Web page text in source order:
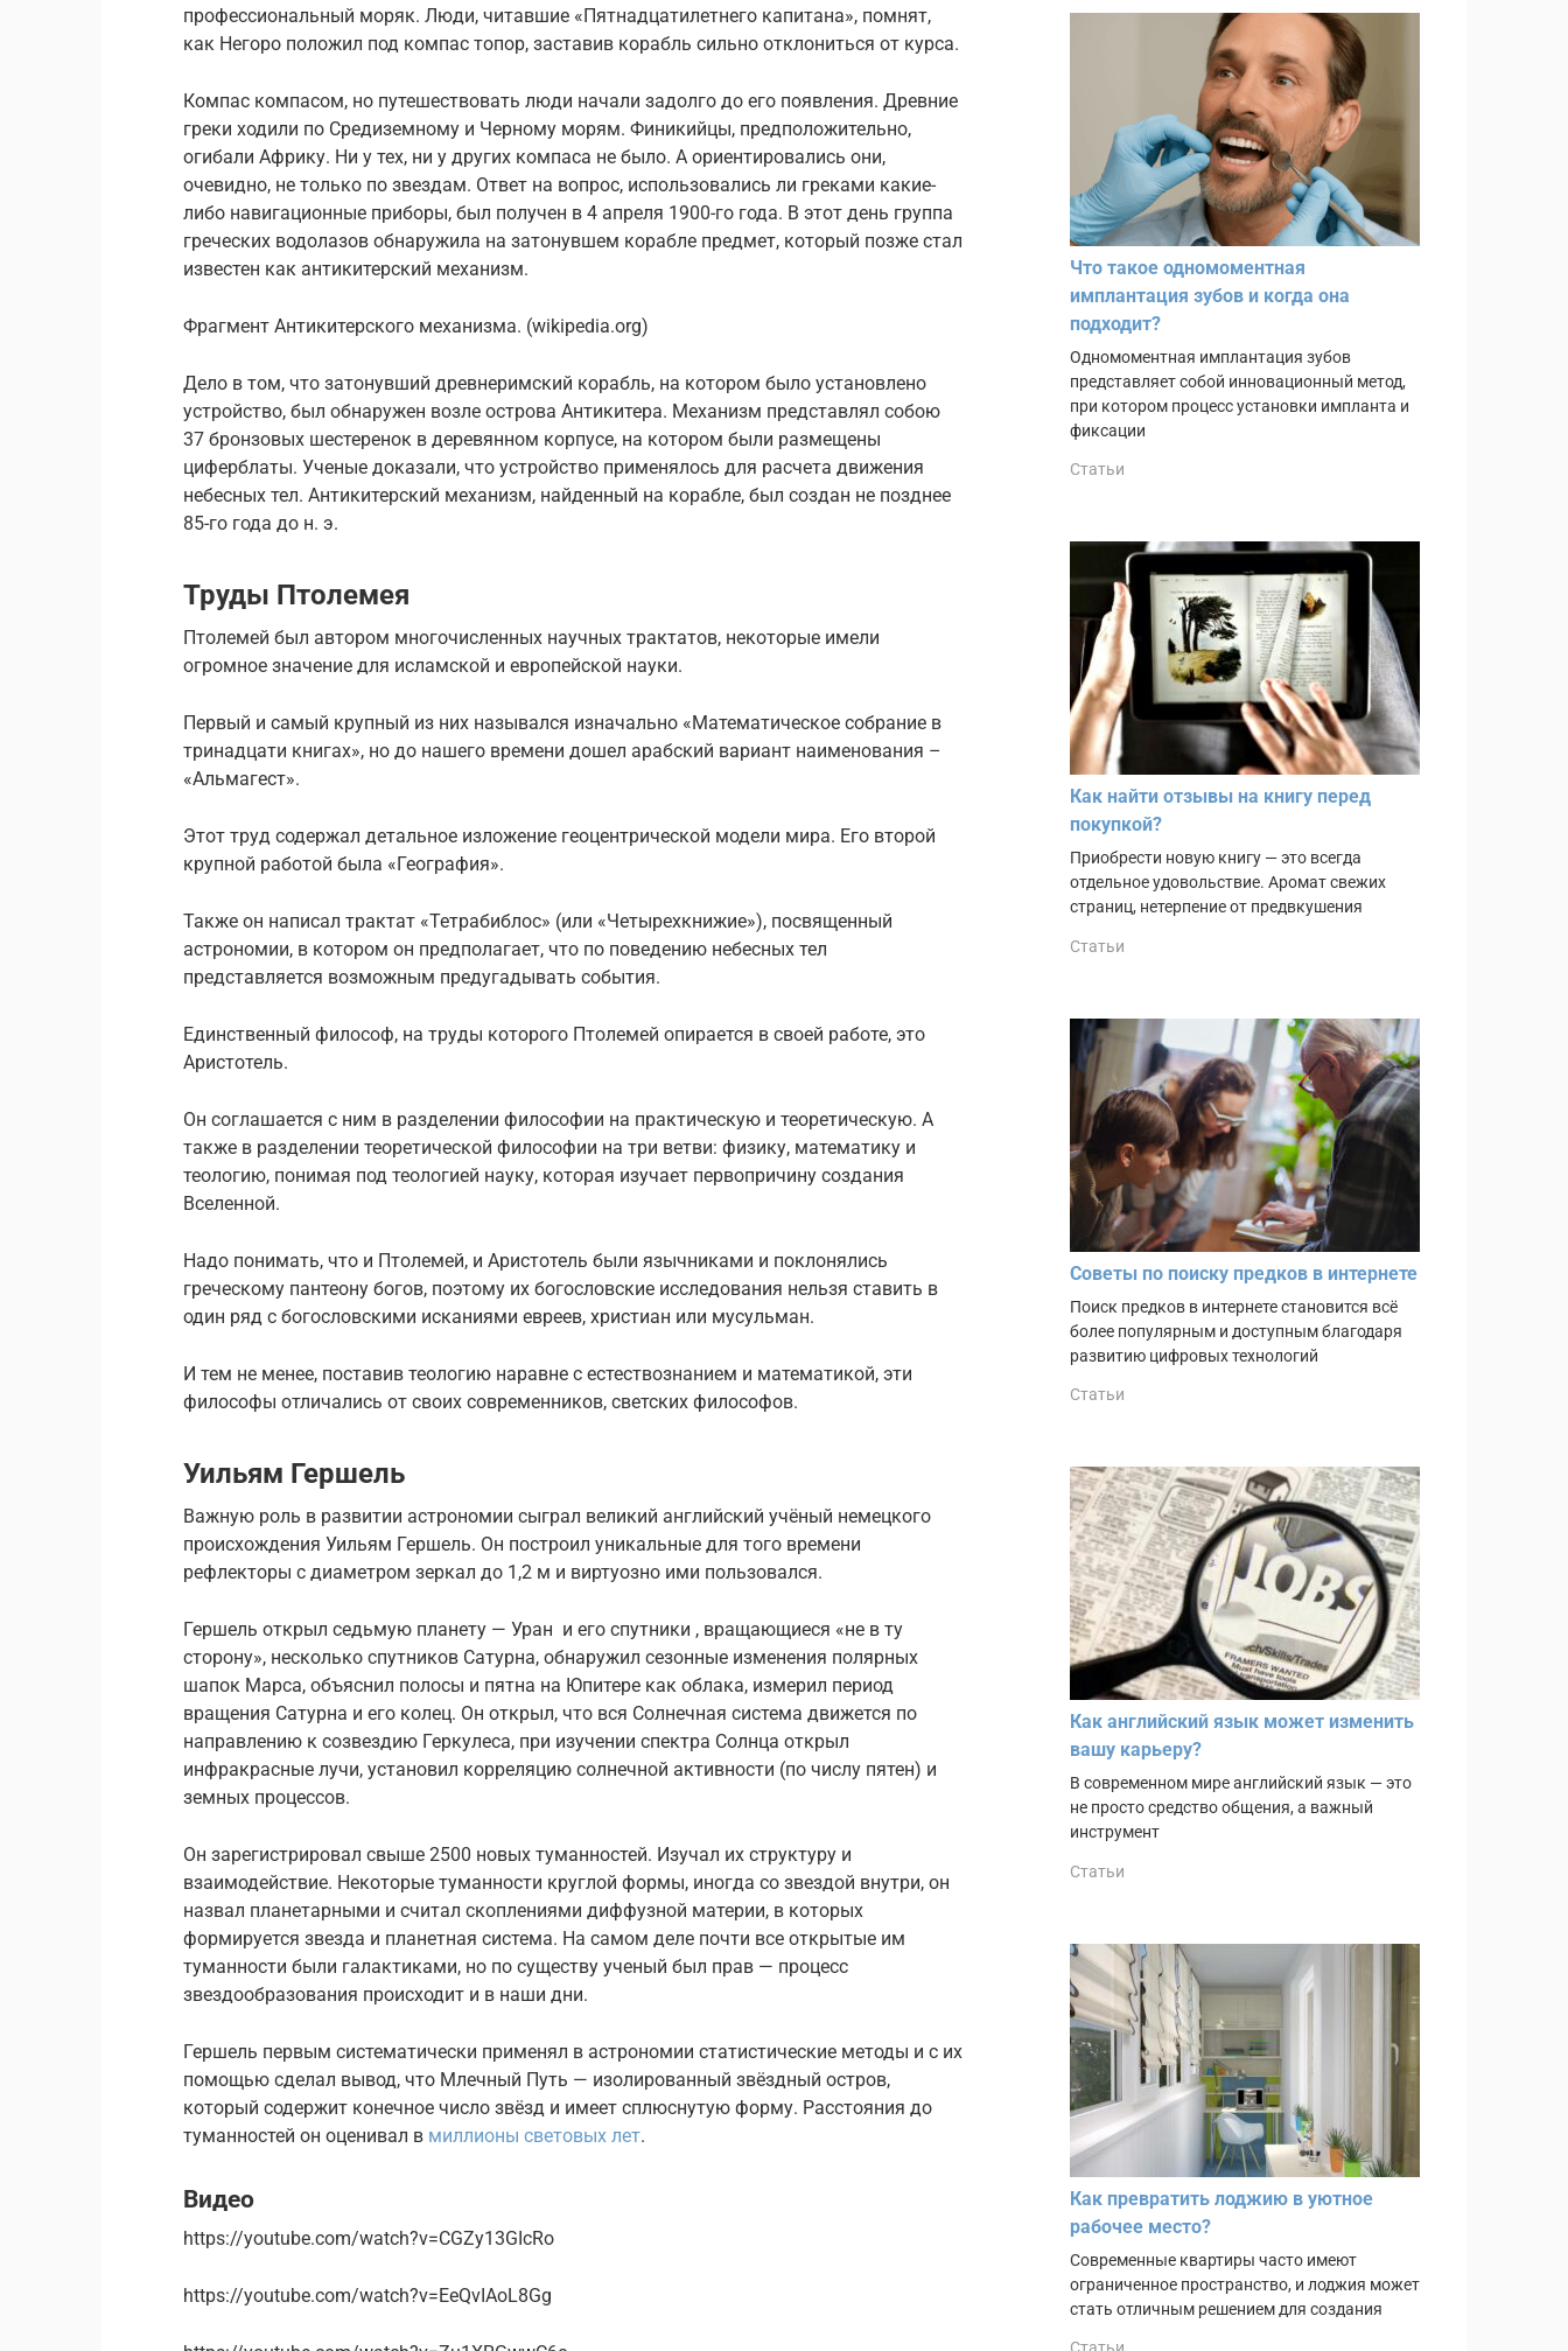
профессиональный моряк. Люди, читавшие «Пятнадцатилетнего капитана», помнят,
как Негоро положил под компас топор, заставив корабль сильно отклониться от курса.
Компас компасом, но путешествовать люди начали задолго до его появления. Древние
греки ходили по Средиземному и Черному морям. Финикийцы, предположительно,
огибали Африку. Ни у тех, ни у других компаса не было. А ориентировались они,
очевидно, не только по звездам. Ответ на вопрос, использовались ли греками какие-
либо навигационные приборы, был получен в 4 апреля 1900-го года. В этот день группа
греческих водолазов обнаружила на затонувшем корабле предмет, который позже стал
известен как антикитерский механизм.
Фрагмент Антикитерского механизма. (wikipedia.org)
Дело в том, что затонувший древнеримский корабль, на котором было установлено
устройство, был обнаружен возле острова Антикитера. Механизм представлял собою
37 бронзовых шестеренок в деревянном корпусе, на котором были размещены
циферблаты. Ученые доказали, что устройство применялось для расчета движения
небесных тел. Антикитерский механизм, найденный на корабле, был создан не позднее
85-го года до н. э.
Труды Птолемея
Птолемей был автором многочисленных научных трактатов, некоторые имели
огромное значение для исламской и европейской науки.
Первый и самый крупный из них назывался изначально «Математическое собрание в
тринадцати книгах», но до нашего времени дошел арабский вариант наименования –
«Альмагест».
Этот труд содержал детальное изложение геоцентрической модели мира. Его второй
крупной работой была «География».
Также он написал трактат «Тетрабиблос» (или «Четырехкнижие»), посвященный
астрономии, в котором он предполагает, что по поведению небесных тел
представляется возможным предугадывать события.
Единственный философ, на труды которого Птолемей опирается в своей работе, это
Аристотель.
Он соглашается с ним в разделении философии на практическую и теоретическую. А
также в разделении теоретической философии на три ветви: физику, математику и
теологию, понимая под теологией науку, которая изучает первопричину создания
Вселенной.
Надо понимать, что и Птолемей, и Аристотель были язычниками и поклонялись
греческому пантеону богов, поэтому их богословские исследования нельзя ставить в
один ряд с богословскими исканиями евреев, христиан или мусульман.
И тем не менее, поставив теологию наравне с естествознанием и математикой, эти
философы отличались от своих современников, светских философов.
Уильям Гершель
Важную роль в развитии астрономии сыграл великий английский учёный немецкого
происхождения Уильям Гершель. Он построил уникальные для того времени
рефлекторы с диаметром зеркал до 1,2 м и виртуозно ими пользовался.
Гершель открыл седьмую планету — Уран и его спутники , вращающиеся «не в ту
сторону», несколько спутников Сатурна, обнаружил сезонные изменения полярных
шапок Марса, объяснил полосы и пятна на Юпитере как облака, измерил период
вращения Сатурна и его колец. Он открыл, что вся Солнечная система движется по
направлению к созвездию Геркулеса, при изучении спектра Солнца открыл
инфракрасные лучи, установил корреляцию солнечной активности (по числу пятен) и
земных процессов.
Он зарегистрировал свыше 2500 новых туманностей. Изучал их структуру и
взаимодействие. Некоторые туманности круглой формы, иногда со звездой внутри, он
назвал планетарными и считал скоплениями диффузной материи, в которых
формируется звезда и планетная система. На самом деле почти все открытые им
туманности были галактиками, но по существу ученый был прав — процесс
звездообразования происходит и в наши дни.
Гершель первым систематически применял в астрономии статистические методы и с их
помощью сделал вывод, что Млечный Путь — изолированный звёздный остров,
который содержит конечное число звёзд и имеет сплюснутую форму. Расстояния до
туманностей он оценивал в миллионы световых лет.
Видео
https://youtube.com/watch?v=CGZy13GIcRo
https://youtube.com/watch?v=EeQvIAoL8Gg
Что такое одномоментная
имплантация зубов и когда она
подходит?
Одномоментная имплантация зубов
представляет собой инновационный метод,
при котором процесс установки импланта и
фиксации
Статьи
Как найти отзывы на книгу перед
покупкой?
Приобрести новую книгу — это всегда
отдельное удовольствие. Аромат свежих
страниц, нетерпение от предвкушения
Статьи
Советы по поиску предков в интернете
Поиск предков в интернете становится всё
более популярным и доступным благодаря
развитию цифровых технологий
Статьи
Как английский язык может изменить
вашу карьеру?
В современном мире английский язык — это
не просто средство общения, а важный
инструмент
Статьи
Как превратить лоджию в уютное
рабочее место?
Современные квартиры часто имеют
ограниченное пространство, и лоджия может
стать отличным решением для создания